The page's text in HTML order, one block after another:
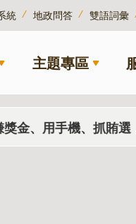
統 地政問答 雙語詞彙
主題專區
用手機、抓賄選，檢